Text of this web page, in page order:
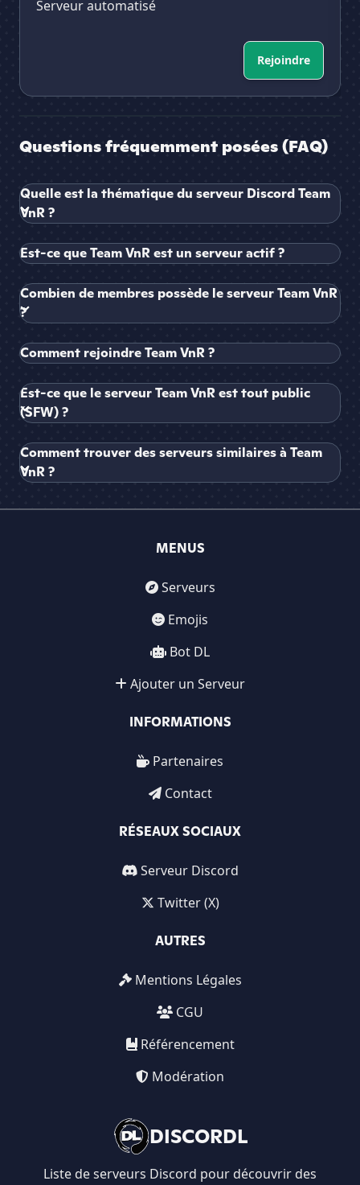
Serveur automatisé
Rejoindre
Questions fréquemment posées (FAQ)
Quelle est la thématique du serveur Discord Team
VnR ?
Est-ce que Team VnR est un serveur actif ?
Combien de membres possède le serveur Team VnR
?
Comment rejoindre Team VnR ?
Est-ce que le serveur Team VnR est tout public
(SFW) ?
Comment trouver des serveurs similaires à Team
VnR ?
DISCORDL
Liste de serveurs Discord pour découvrir des
MENUS
Serveurs
Emojis
Bot DL
Ajouter un Serveur
INFORMATIONS
Partenaires
Contact
RÉSEAUX SOCIAUX
Serveur Discord
Twitter (X)
AUTRES
Mentions Légales
CGU
Référencement
Modération